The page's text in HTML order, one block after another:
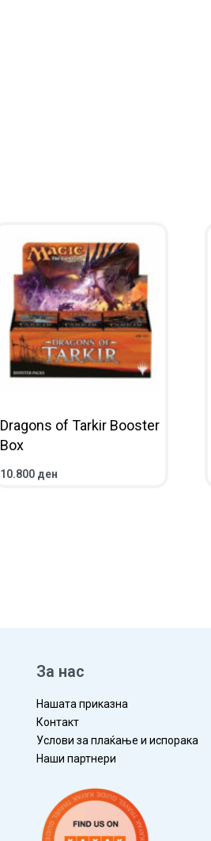
Dragons of Tarkir Booster
Box
10.800 ден
За нас
Нашата приказна
Контакт
Услови за плаќање и испорака
Наши партнери